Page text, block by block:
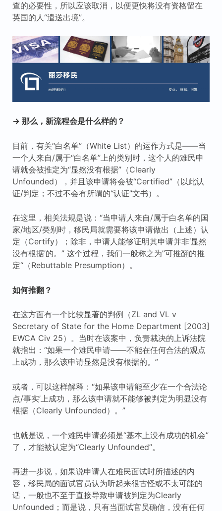
查的必要性，所以应该取消，以便更快将没有资格留在
英国的人“遣送出境”。
→ 那么，新流程会是什么样的？
目前，有关“白名单”（White List）的运作方式是——当
一个人来自/属于“白名单”上的类别时，这个人的难民申
请就会被推定为“显然没有根据”（Clearly
Unfounded），并且该申请将会被“Certified”（以此认
证/判定；不过不会有所谓的“认证”文书）。
在这里，相关法规是说：“当申请人来自/属于白名单的国
家/地区/类别时，移民局就需要将该申请做出（上述）认
定（Certify）；除非，申请人能够证明其申请并非‘显然
没有根据’的。” 这个过程，我们一般称之为”可推翻的推
定“（Rebuttable Presumption）。
如何推翻？
在这方面有一个比较显著的判例（ZL and VL v
Secretary of State for the Home Department [2003]
EWCA Civ 25）。当时在该案中，负责裁决的上诉法院
就指出：“如果一个难民申请——不能在任何合法的观点
上成功，那么该申请显然是没有根据的。”
或者，可以这样解释：“如果该申请能至少‘在一个合法论
点/事实’上成功，那么该申请就不能够被判定为明显没有
根据（Clearly Unfounded）。”
也就是说，一个难民申请必须是“基本上没有成功的机会”
了，才能被认定为“Clearly Unfounded”。
再进一步说，如果说申请人在难民面试时所描述的内
容，移民局的面试官员认为听起来很古怪或不太可能的
话，一般也不至于直接导致申请被判定为Clearly
Unfounded；而是说，只有当面试官员确信，没有任何